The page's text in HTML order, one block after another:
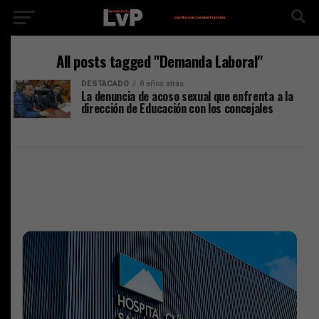
All posts tagged "Demanda Laboral"
DESTACADO 8 años atrás
La denuncia de acoso sexual que enfrenta a la
dirección de Educación con los concejales